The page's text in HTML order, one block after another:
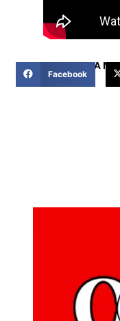
COMPARTIR ESTA
Facebook